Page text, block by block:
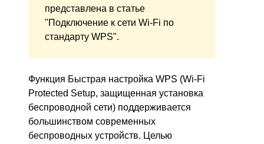
представлена в статье
"Подключение к сети Wi-Fi по
стандарту WPS".
Функция Быстрая настройка WPS (Wi-Fi
Protected Setup, защищенная установка
беспроводной сети) поддерживается
большинством современных
беспроводных устройств. Целью